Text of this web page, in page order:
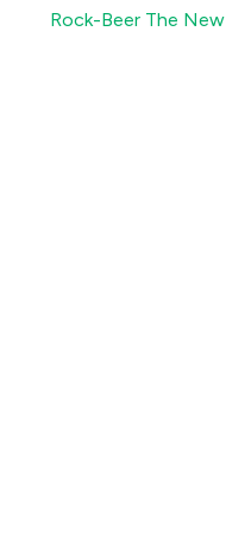
Rock-Beer The New